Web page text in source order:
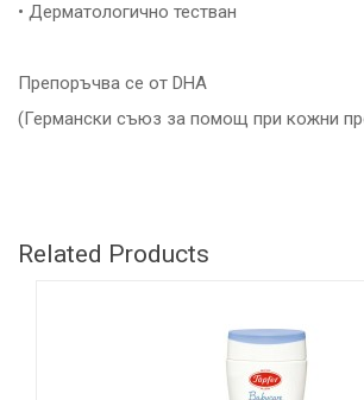
• Дерматологично тестван
Препоръчва се от DHA
(Германски съюз за помощ при кожни
Related Products